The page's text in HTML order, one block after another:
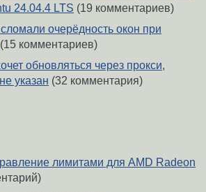
24.04.4 LTS (19 комментариев)
очерёдность окон при
(15 комментариев)
обновляться через прокси,
указан (32 комментария)
лимитами для AMD Radeon